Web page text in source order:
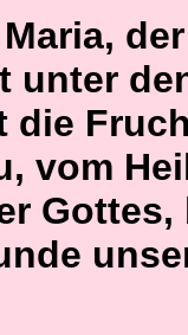
unter
die
vom